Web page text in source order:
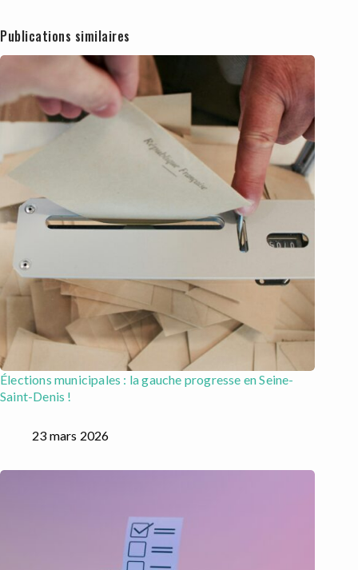
Publications similaires
Élections municipales : la gauche progresse en Seine-
Saint-Denis !
23 mars 2026